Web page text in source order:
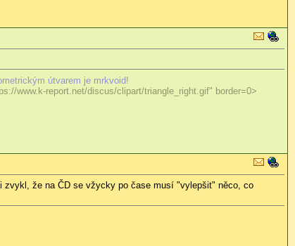
útvarem je mrkvoid!
www.k-report.net/discus/clipart/triangle_right.gif" border=0>
zvykl, že na ČD se vžycky po čase musí "vylepšit" něco, co